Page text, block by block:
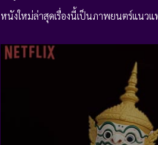
หนังใหม่ล่าสุดเรื่องนี้เป็นภาพยนตร์แนว